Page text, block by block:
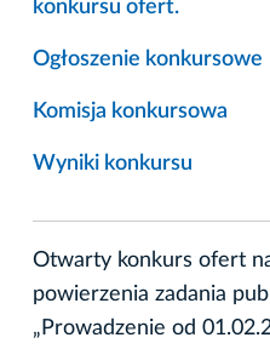
konkursu ofert.
Ogłoszenie konkursowe
Komisja konkursowa
Wyniki konkursu
Otwarty konkurs ofert
powierzenia zadania
„Prowadzenie od